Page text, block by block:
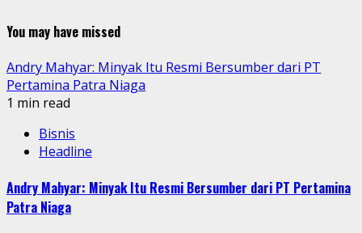
You may have missed
Andry Mahyar: Minyak Itu Resmi Bersumber dari PT
Pertamina Patra Niaga
1 min read
Bisnis
Headline
Andry Mahyar: Minyak Itu Resmi Bersumber dari PT Pertamina
Patra Niaga